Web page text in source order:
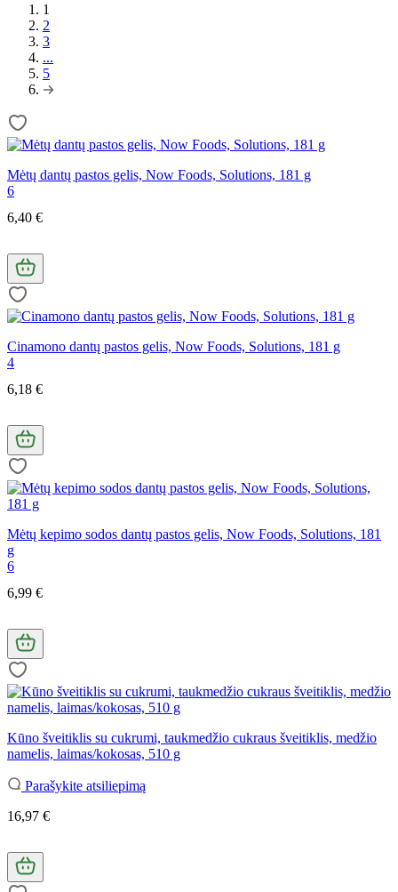
1
2
3
...
5
Mėtų dantų pastos gelis, Now Foods, Solutions, 181 g
6
6,40 €
Cinamono dantų pastos gelis, Now Foods, Solutions, 181 g
4
6,18 €
Mėtų kepimo sodos dantų pastos gelis, Now Foods, Solutions, 181
g
6
6,99 €
Kūno šveitiklis su cukrumi, taukmedžio cukraus šveitiklis, medžio
namelis, laimas/kokosas, 510 g
Parašykite atsiliepimą
16,97 €